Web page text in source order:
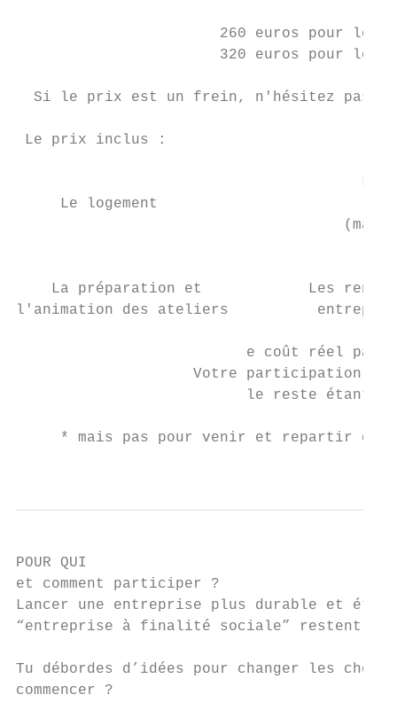
260 euros pour les
320 euros pour les
Si le prix est un frein, n'hésitez pas à
Le prix inclus :
     Le logement
La préparation et            Les
l'animation des ateliers
e coût réel par
Votre participation
le reste étant
* mais pas pour venir et repartir
POUR QUI
et comment participer ?
Lancer une entreprise plus durable et
“entreprise à finalité sociale” restent un
Tu débordes d’idées pour changer les
commencer ?